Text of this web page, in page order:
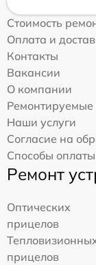
Стоимость
Оплата и
Контакты
Вакансии
О компании
Ремонтируемые
Наши услуги
Согласие на
Способы оплаты
Ремонт
Оптических
прицелов
прицелов